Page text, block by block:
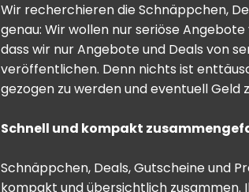
Wir recherchieren die Schnäppchen,
genau: Wir wollen nur seriöse
dass wir nur Angebote und Deals von
veröffentlichen. Denn nichts ist
gezogen zu werden und eventuell Geld
Schnell und kompakt
Schnäppchen, Deals, Gutscheine und
kompakt und übersichtlich